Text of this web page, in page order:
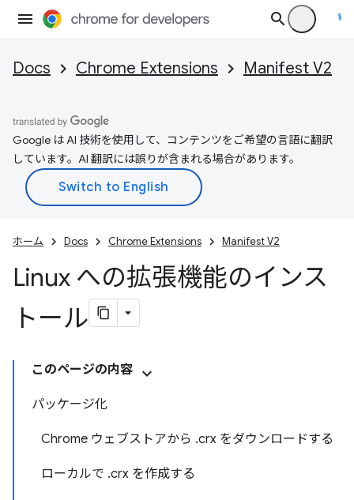
Docs Chrome Extensions Manifest V2
Google は AI 技術を使用して、コンテンツをご希望の言語に翻訳
しています。AI 翻訳には誤りが含まれる場合があります。
ホーム Docs Chrome Extensions Manifest V2
Linux への拡張機能のインス
トール
このページの内容
パッケージ化
Chrome ウェブストアから .crx をダウンロードする
ローカルで .crx を作成する